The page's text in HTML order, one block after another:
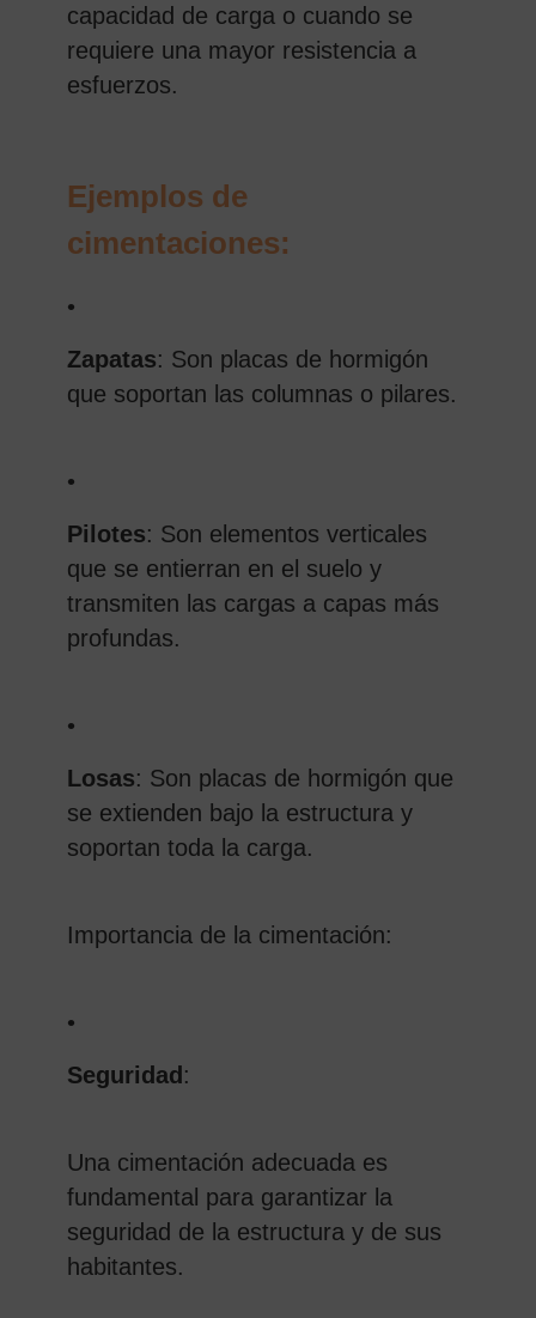
capacidad de carga o cuando se
requiere una mayor resistencia a
esfuerzos.
Ejemplos de
cimentaciones:
•
Zapatas: Son placas de hormigón
que soportan las columnas o pilares.
•
Pilotes: Son elementos verticales
que se entierran en el suelo y
transmiten las cargas a capas más
profundas.
•
Losas: Son placas de hormigón que
se extienden bajo la estructura y
soportan toda la carga.
Importancia de la cimentación:
•
Seguridad :
Una cimentación adecuada es
fundamental para garantizar la
seguridad de la estructura y de sus
habitantes.